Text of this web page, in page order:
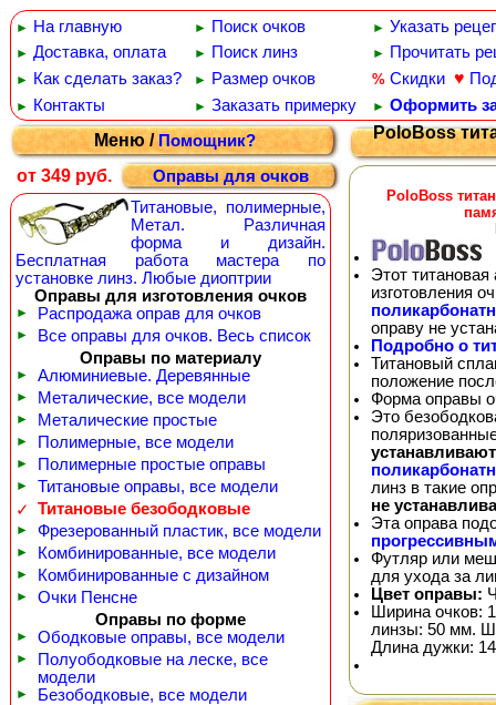
► На главную ► Поиск очков ► Указать
► Доставка, оплата ► Поиск линз ► Прочитать
► Как сделать заказ? ► Размер очков % Скидки ♥
► Контакты ► Заказать примерку ► Оформить
Меню /Помощник?
от 349 руб.
Оправы для очков
Титановые, полимерные,
Метал. Различная
форма и дизайн.
Бесплатная работа мастера по
установке линз. Любые диоптрии
Оправы для изготовления очков
► Распродажа оправ для очков
►
Все оправы для очков. Весь список
Оправы по материалу
► Алюминиевые. Деревянные
► Металические, все модели
► Металические простые
► Полимерные, все модели
► Полимерные простые оправы
►
Титановые оправы, все модели
✓
Титановые безободковые
► Фрезерованный пластик, все модели
► Комбинированные, все модели
► Комбинированные с дизайном
►
Очки Пенсне
Оправы по форме
► Ободковые оправы, все модели
►
Полуободковые на леске, все
модели
► Безободковые, все модели
PoloBoss
PoloBoss
Этот
изготовления
оправу не
Подробно о
Титановый
положение
Форма оправы
Это
линз в такие
не
Эта оправа
Футляр или
для ухода за
Цвет оправы:
Ширина очков:
линзы: 50 мм.
Длина дужки: